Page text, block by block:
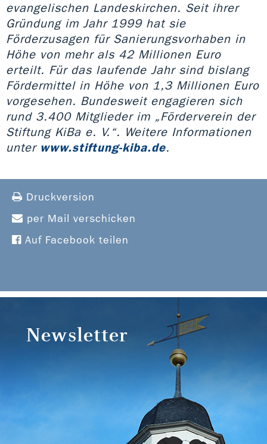
evangelischen Landeskirchen. Seit ihrer
Gründung im Jahr 1999 hat sie
Förderzusagen für Sanierungsvorhaben in
Höhe von mehr als 42 Millionen Euro
erteilt. Für das laufende Jahr sind bislang
Fördermittel in Höhe von 1,3 Millionen Euro
vorgesehen. Bundesweit engagieren sich
rund 3.400 Mitglieder im „Förderverein der
Stiftung KiBa e. V.“. Weitere Informationen
unter www.stiftung-kiba.de.
Druckversion
per Mail verschicken
Auf Facebook teilen
Newsletter